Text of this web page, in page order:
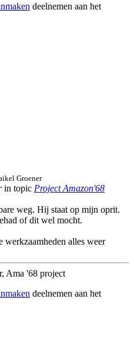
deelnemen aan het
Groener
in topic Project Amazon'68
weg. Hij staat op mijn oprit.
of dit wel mocht.
alles weer
Ama '68 project
deelnemen aan het